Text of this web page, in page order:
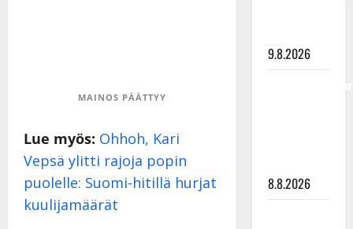
MAINOS PÄÄTTYY
Lue myös: Ohhoh, Kari
Vepsä ylitti rajoja popin
puolelle: Suomi-hitillä hurjat
kuulijamäärät
9.8.2026
8.8.2026